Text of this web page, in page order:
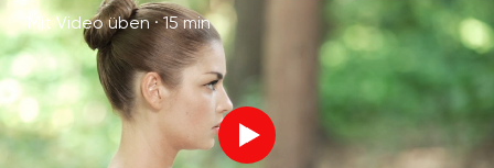
Mit Video üben ·15 min